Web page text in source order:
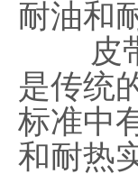
耐油和
皮带
是传统
标准中
和耐热